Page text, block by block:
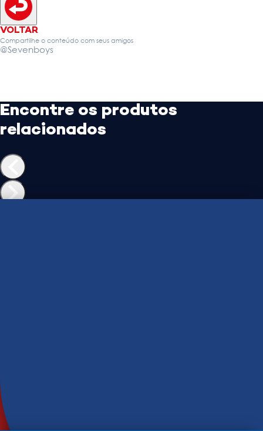
VOLTAR
Compartilhe o conteúdo com seus amigos
@Sevenboys
Encontre os produtos
relacionados